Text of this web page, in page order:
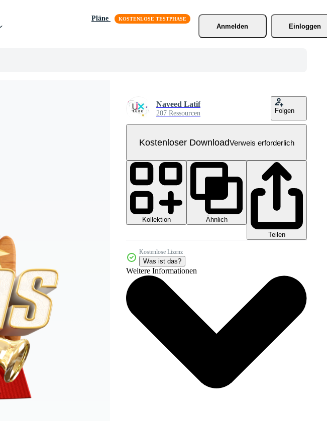
Pläne
Anmelden
Einloggen
Naveed Latif
207 Ressourcen Folgen
Kostenloser DownloadVerweis erforderlich
Kollektion
Ähnlich
Teilen
Kostenlose Lizenz
Was ist das?
Weitere Informationen